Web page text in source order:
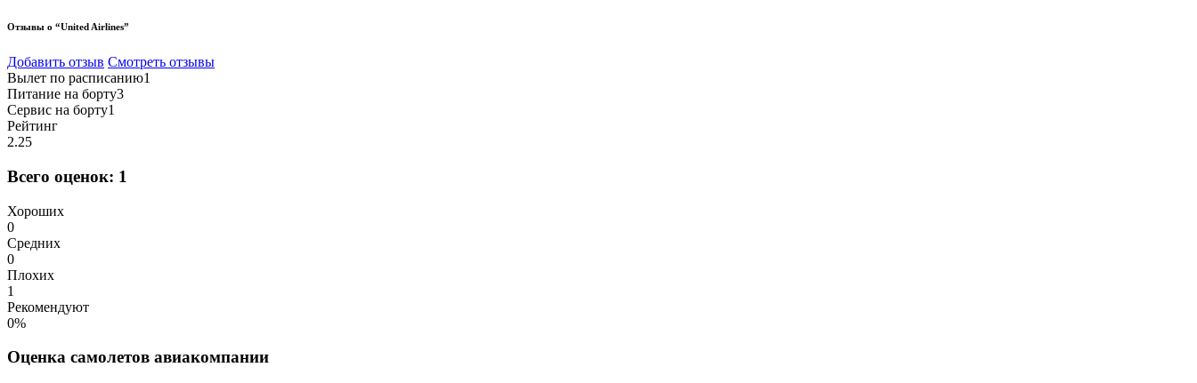
Отзывы о “United Airlines”
Добавить отзыв Смотреть отзывы
Вылет по расписанию1
Питание на борту3
Сервис на борту1
Рейтинг
2.25
Всего оценок: 1
Хороших
0
Средних
0
Плохих
1
Рекомендуют
0%
Оценка самолетов авиакомпании